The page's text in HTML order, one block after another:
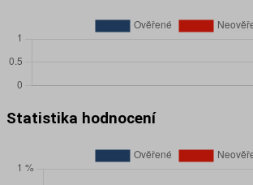
Statistika hodnocení